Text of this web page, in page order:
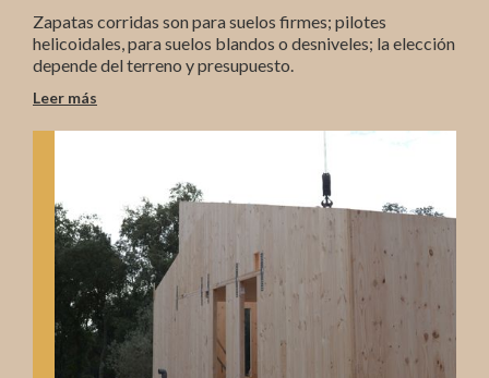
Zapatas corridas son para suelos firmes; pilotes
helicoidales, para suelos blandos o desniveles; la elección
depende del terreno y presupuesto.
Leer más